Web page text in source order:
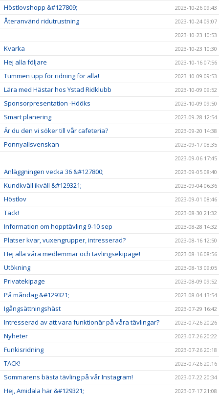
Höstlovshopp &#127809; 2023-10-26 09:43
Återanvänd ridutrustning
2023-10-24 09:07
2023-10-23 10:53
Kvarka 2023-10-23 10:30
Hej alla följare 2023-10-16 07:56
Tummen upp för ridning för alla! 2023-10-09 09:53
Lära med Hästar hos Ystad Ridklubb 2023-10-09 09:52
Sponsorpresentation -Hööks 2023-10-09 09:50
Smart planering 2023-09-28 12:54
Är du den vi söker till vår cafeteria? 2023-09-20 14:38
Ponnyallsvenskan
2023-09-17 08:35
2023-09-06 17:45
Anläggningen vecka 36 &#127800; 2023-09-05 08:40
Kundkväll ikväll &#129321; 2023-09-04 06:36
Höstlov 2023-09-01 08:46
Tack! 2023-08-30 21:32
Information om hopptävling 9-10 sep 2023-08-28 14:32
Platser kvar, vuxengrupper, intresserad? 2023-08-16 12:50
Hej alla våra medlemmar och tävlingsekipage! 2023-08-16 08:56
Utökning 2023-08-13 09:05
Privatekipage 2023-08-09 09:52
På måndag &#129321; 2023-08-04 13:54
Igångsättningshäst 2023-07-29 16:42
Intresserad av att vara funktionär på våra tävlingar? 2023-07-26 20:26
Nyheter 2023-07-26 20:22
Funkisridning 2023-07-26 20:18
TACK! 2023-07-26 20:16
Sommarens bästa tävling på vår Instagram! 2023-07-22 20:34
Hej, Amidala här &#129321; 2023-07-17 21:08